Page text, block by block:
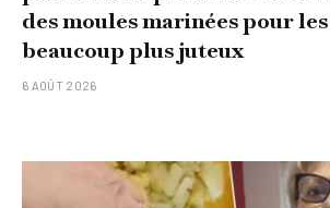
des moules marinées pour
beaucoup plus juteux
6 AOÛT 2026